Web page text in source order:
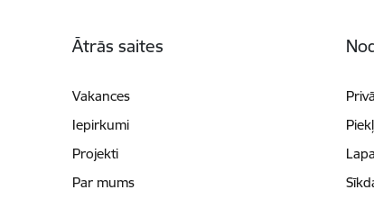
Ātrās saites
Vakances
Iepirkumi
Projekti
Par mums